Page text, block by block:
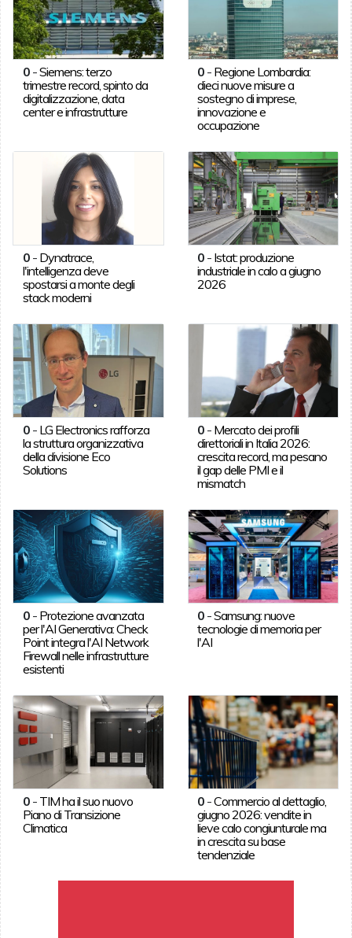
0-Siemens: terzo
trimestre record, spinto da
digitalizzazione, data
center e infrastrutture
0 - Regione Lombardia:
dieci nuove misure a
sostegno di imprese,
innovazione e
occupazione
0- Dynatrace,
l'intelligenza deve
spostarsi a monte degli
stack moderni
0 - Istat: produzione
industriale in calo a giugno
2026
0- LG Electronics rafforza
la struttura organizzativa
della divisione Eco
Solutions
0 - Mercato dei profili
direttoriali in Italia 2026:
crescita record, ma pesano
il gap delle PMI e il
mismatch
0- Protezione avanzata
per l'AI Generativa: Check
Point integra l'AI Network
Firewall nelle infrastrutture
esistenti
0 -Samsung: nuove
tecnologie di memoria per
l'AI
0- TIM ha il suo nuovo
Piano di Transizione
Climatica
0 -Commercio al dettaglio,
giugno 2026: vendite in
lieve calo congiunturale ma
in crescita su base
tendenziale